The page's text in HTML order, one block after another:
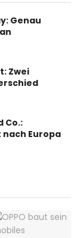
Genau
Zwei
Co.:
Europa